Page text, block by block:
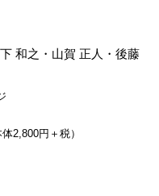
和之 ・ 山賀 正人 ・後藤
2,800円＋税）